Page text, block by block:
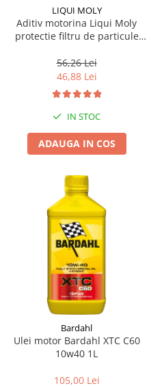
LIQUI MOLY
Aditiv motorina Liqui Moly
protectie filtru de particule
56,26 Lei
46,88 Lei
IN STOC
ADAUGA IN COS
Bardahl
Ulei motor Bardahl XTC C60
10w40 1L
105,00 Lei